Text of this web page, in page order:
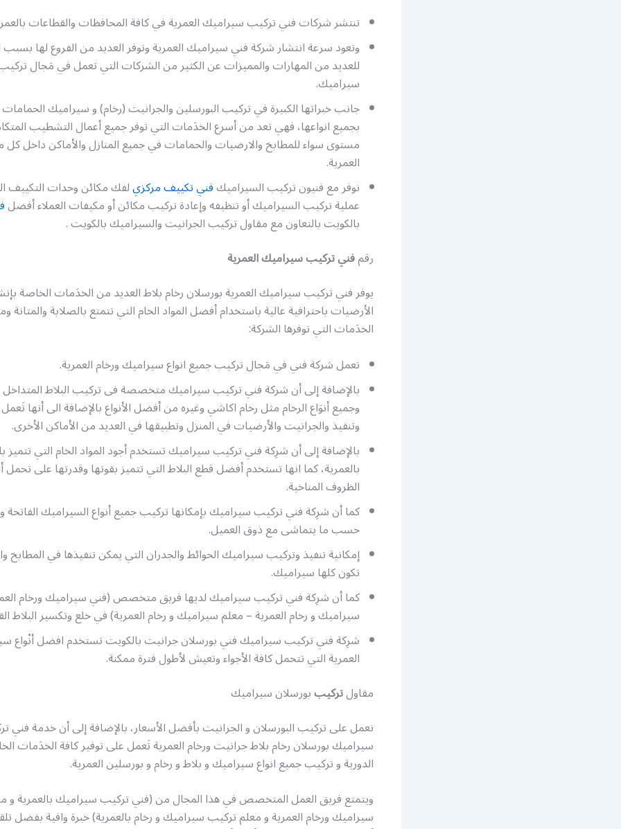
تنتشر شركات فني تركيب سيراميك العمرية في كافة المحافظات والقطاعات
وتعود سرعة انتشار شركة فني سيراميك العمرية وتوفر العديد من الفروع لها بسبب
للعديد من المهارات والمميزات عن الكثير من الشركات التي تعمل في مَجال
سيراميك.
جانب خبراتها الكبيرة في تركيب البورسلين والجرانيت (رخام) و سيراميك
بجميع انواعها، فهي تعد من أسرع الخدَمات التي توفر جميع أعمال التشطيب
مستوى سواء للمطابخ والارضيات والحمامات في جميع المنازل والأماكن داخل
العمرية.
نوفر مع فنيون تركيب السيراميكفني تكييف مركزيلفك مكائن وحدات التكييف
عملية تركيب السيراميك أو تنظيفه وإعادة تركيب مكائن أو مكيفات العملاء أفضل
بالكويت بالتعاون مع مقاول تركيب الجرانيت والسيراميك بالكويت .
رقمفني تركيب سيراميك العمرية
يوفر فني تركيب سيراميك العمرية بورسلان رخام بلاط العديد من الخدَمات الخاصة
الأرضيات باحترافية عالية باستخدام أفضل المواد الخام التي تتمتع بالصلابة والمتانة
الخدَمات التي توفرها الشركة:
تعمل شركة فني في مَجال تركيب جميع انواع سيراميك ورخام العمرية.
بالإضافة إلى أن شركة فني تركيب سيراميك متخصصة فى تركيب البلاط المتداخل
وجميع أنوَاع الرخام مثل رخام اكاشي وغيره من أفضل الأنواع بالإضافة الى أنها
وتنفيذ والجرانيت والأرضيات في المنزل وتطبيقها في العديد من الأماكن الأخرى.
بالإضافة إلى أن شرِكة فني تركيب سيراميك تستخدم أجود المواد الخام التي تتميز
بالعمرية، كما انها تستخدم أفضل قطع البلاط التي تتميز بقوتها وقدرتها على
الظروف المناخية.
كما أن شرِكة فني تركيب سيراميك بإمكانها تركيب جميع أنواع السيراميك الفاتحة
حسب ما يتماشى مع ذوق العميل.
إمكانية تنفيذ وتركيب سيراميك الحوائط والجدران التي يمكن تنفيذها في المطابخ
تكون كلها سيراميك.
كما أن شرِكة فني تركيب سيراميك لديها فريق متخصص (فني سيراميك ورخام
سيراميك و رخام العمرية – معلم سيراميك و رخام العمرية) في خلع وتكسير البلاط
شرِكة فني تركيب سيراميك فني بورسلان جرانيت بالكويت تستخدم افضل أنْواع
العمرية التي تتحمل كافة الأجواء وتعيش لأطول فترة ممكنة.
مقاولتركيببورسلان سيراميك
نعمل على تركيب البورسلان و الجرانيت بأفضل الأسعار، بالإضافة إلى أن خدمة فني
سيراميك بورسلان رخام بلاط جرانيت ورخام العمرية تَعمل على توفير كافة الخدَمات
الدورية و تركيب جميع انواع سيراميك و بلاط و رخام و بورسلين العمرية.
ويتمتع فريق العمل المتخصص في هذا المجال من (فني تركيب سيراميك بالعمرية و
سيراميك ورخام العمرية و معلم تركيب سيراميك و رخام بالعمرية) خبرة وافية بفضل